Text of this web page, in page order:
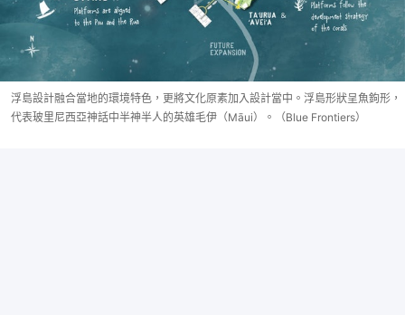
浮島設計融合當地的環境特色，更將文化原素加入設計當中。浮島形狀呈魚鉤形，
代表玻里尼西亞神話中半神半人的英雄毛伊（Māui）。（Blue Frontiers）